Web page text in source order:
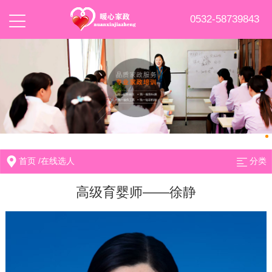
0532-58739843
首页 /在线选人 分类
高级育婴师——徐静